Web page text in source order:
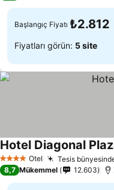
Başlangıç Fiyatı ₺2.812
Fiyatları görün: 5 site
4 Yıldız Otel Tesis
Hotel Diagonal
8,7 Mükemmel 12.603